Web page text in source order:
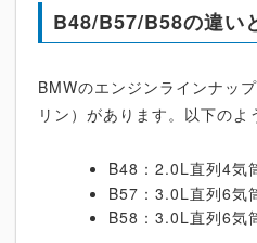
B48/B57/B58の違い
BMWのエンジンラインナッ
リン）があります。以下のよ
B48：2.0L直列4気
B57：3.0L直列6気
B58：3.0L直列6気